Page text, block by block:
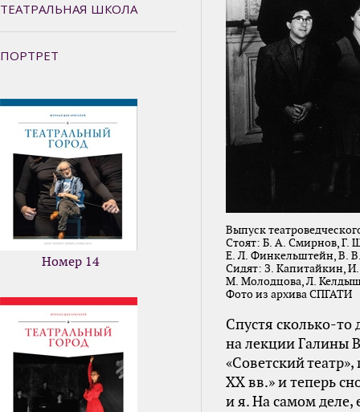
ТЕАТРАЛЬНАЯ ШКОЛА
ПОРТРЕТ
Номер 14
Выпуск
Стоят: Б. А. Смирнов, Г.
Е. Л. Финкельштейн, В.
Сидят: З. Капитайкин,
М. Молодцова, Л.
Фото из архива СПГАТИ
Спустя сколько-то
на лекции Галины
«Советский
XX вв.» и теперь
и я. На самом деле,